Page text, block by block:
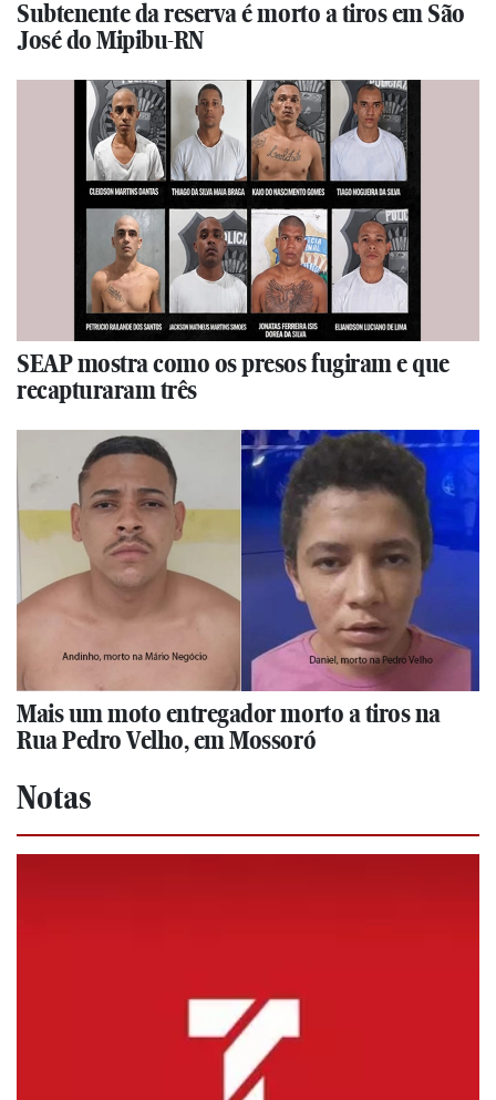
Subtenente da reserva é morto a tiros em São
José do Mipibu-RN
SEAP mostra como os presos fugiram e que
recapturaram três
Mais um moto entregador morto a tiros na
Rua Pedro Velho, em Mossoró
Notas